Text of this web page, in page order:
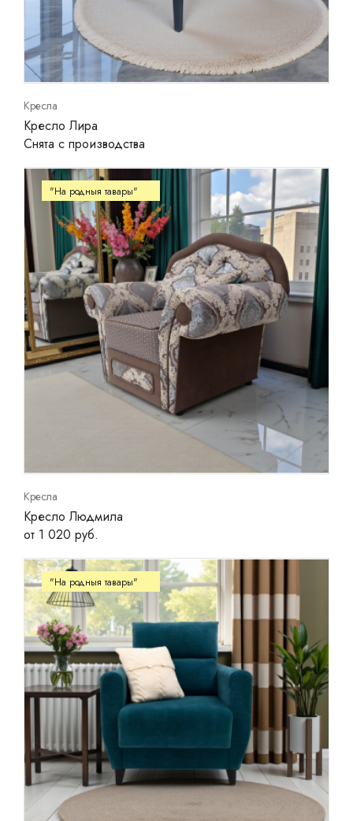
Кресла
Кресло Лира
Снята с производства
Кресла
Кресло Людмила
от 1 020 руб.
"На родныя тавары"
"На родныя тавары"